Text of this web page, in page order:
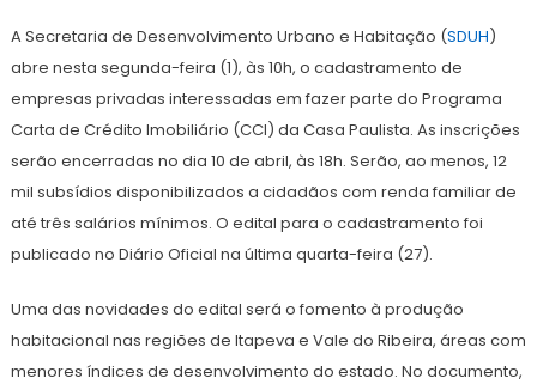
abril
de
A Secretaria de Desenvolvimento Urbano e Habitação (SDUH)
abre nesta segunda-feira (1), às 10h, o cadastramento de
empresas privadas interessadas em fazer parte do Programa
Carta de Crédito Imobiliário (CCI) da Casa Paulista. As inscrições
serão encerradas no dia 10 de abril, às 18h. Serão, ao menos, 12
mil subsídios disponibilizados a cidadãos com renda familiar de
até três salários mínimos. O edital para o cadastramento foi
publicado no Diário Oficial na última quarta-feira (27).
Uma das novidades do edital será o fomento à produção
habitacional nas regiões de Itapeva e Vale do Ribeira, áreas com
menores índices de desenvolvimento do estado. No documento,